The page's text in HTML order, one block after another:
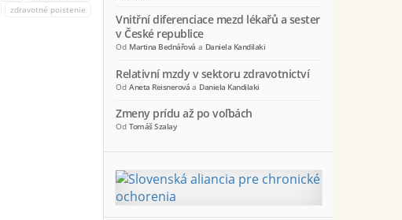
zdravotné poistenie
Vnitřní diferenciace mezd lékařů a sester
v České republice
Od Martina Bednářová a Daniela Kandilaki
Relativní mzdy v sektoru zdravotnictví
OdAneta Reisnerová a Daniela Kandilaki
Zmeny prídu až po voľbách
OdTomáš Szalay